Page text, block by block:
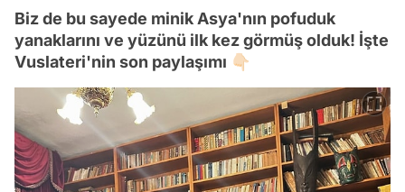
Biz de bu sayede minik Asya'nın pofuduk
yanaklarını ve yüzünü ilk kez görmüş olduk! İşte
Vuslateri'nin son paylaşımı 👇🏻